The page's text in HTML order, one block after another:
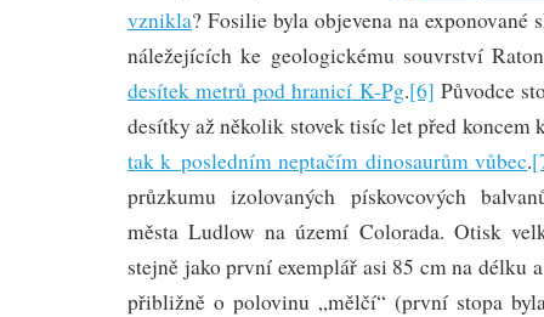
vznikla? Fosilie byla objevena na exponované
náležejících ke geologickému souvrství
desítek metrů pod hranicí K-Pg.[6] Původce
desítky až několik stovek tisíc let před koncem
tak k posledním neptačím dinosaurům vůbec.
průzkumu izolovaných pískovcových
města Ludlow na území Colorada. Otisk
stejně jako první exemplář asi 85 cm na délku
přibližně o polovinu „mělčí“ (první stopa